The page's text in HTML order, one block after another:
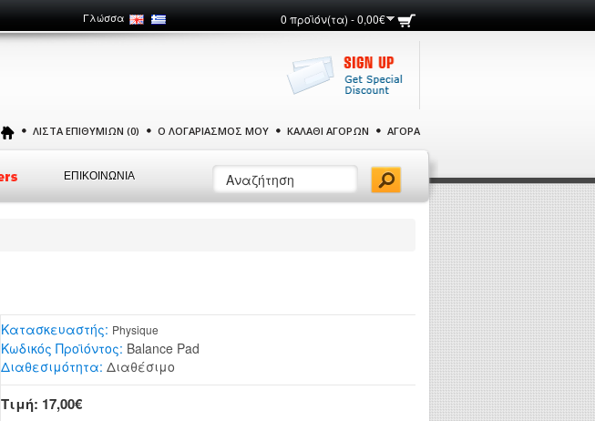
Γλώσσα 0 προϊόν(τα) - 0,00€
ΛΊΣΤΑ ΕΠΙΘΥΜΙΏΝ (0) Ο ΛΟΓΑΡΙΑΣΜΌΣ ΜΟΥ ΚΑΛΆΘΙ ΑΓΟΡΏΝ ΑΓΟΡΆ
ΕΠΙΚΟΙΝΩΝΙΑ
Κατασκευαστής: Physique
Κωδικός Προϊόντος: Balance Pad
Διαθεσιμότητα: Διαθέσιμο
Τιμή: 17,00€